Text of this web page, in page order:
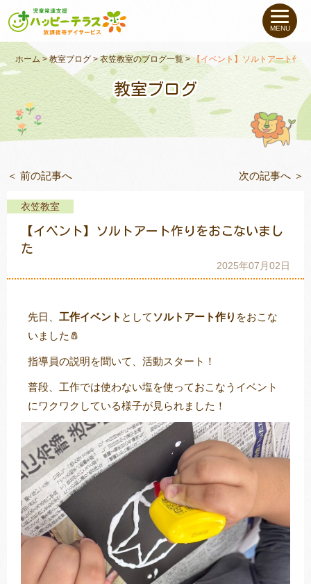
私たちについて
未就学のお子さま（０〜６才）
小学生〜高校生のお子さま
支援事例
教室一覧
MENU
ホーム >教室ブログ>衣笠教室のブログ一覧>【イベント】ソルトアート作
教室ブログ
＜ 前の記事へ 次の記事へ ＞
衣笠教室
【イベント】ソルトアート作りをおこないまし
た
2025年07月02日
先日、 工作イベント としてソルトアート作り をおこな
いました🧂
指導員の説明を聞いて、活動スタート！
普段、工作では使わない塩を使っておこなうイベント
にワクワクしている様子が見られました！